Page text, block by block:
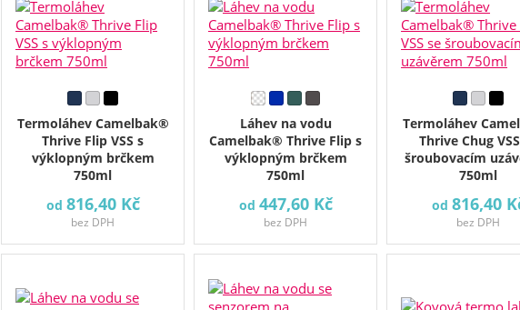
Termoláhev Camelbak®
Thrive Flip VSS s
výklopným brčkem
750ml
od 816,40 Kč
bez DPH
Láhev na vodu
Camelbak® Thrive Flip s
výklopným brčkem
750ml
od 447,60 Kč
bez DPH
Termoláhev
Thrive Chug
šroubovacím
750ml
od 816,40
bez DPH